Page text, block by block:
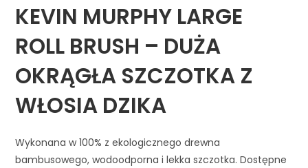
KEVIN MURPHY LARGE
ROLL BRUSH – DUŻA
OKRĄGŁA SZCZOTKA Z
WŁOSIA DZIKA
Wykonana w 100% z ekologicznego drewna
bambusowego, wodoodporna i lekka szczotka. Dostępne